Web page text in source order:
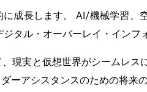
成長します。 AI/機械学習
タル・オーバーレイ・イン
現実と仮想世界がシームレ
ーアシスタンスのための将来